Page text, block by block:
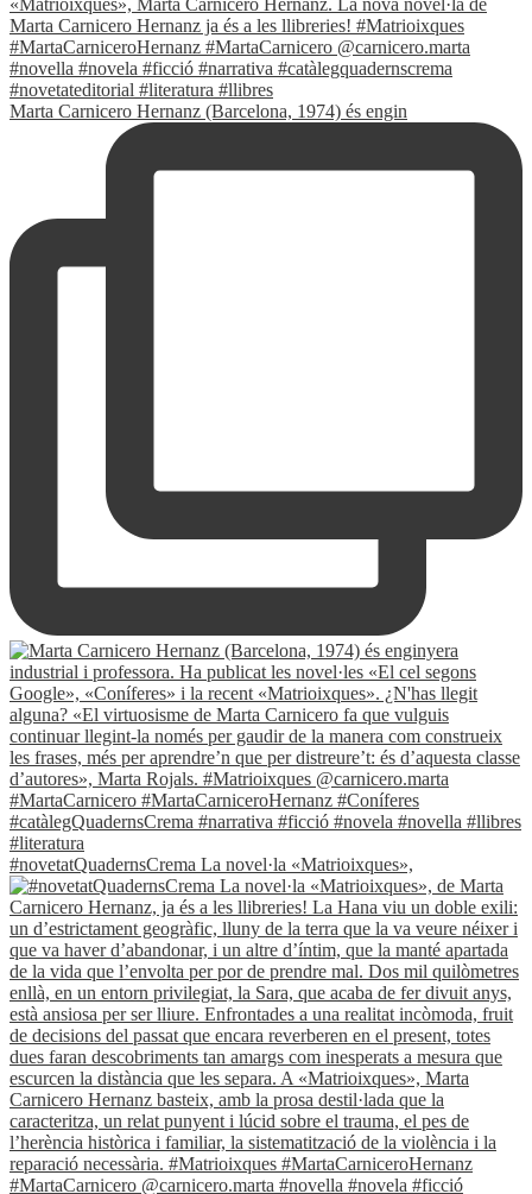
Marta Carnicero Hernanz (Barcelona, 1974) és engin
#novetatQuadernsCrema La novel·la «Matrioixques»,